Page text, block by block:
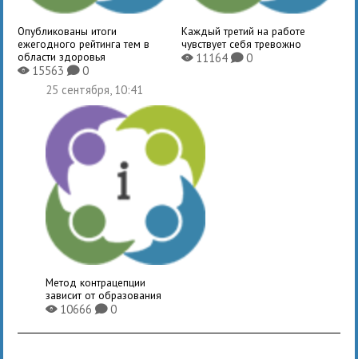
Опубликованы итоги
ежегодного рейтинга тем в
области здоровья
X15563K0
Каждый третий на работе
чувствует себя тревожно
X11164 K0
25 сентября, 10:41
Метод контрацепции
зависит от образования
X10666K0